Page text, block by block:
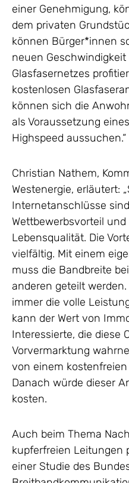
einer Genehmigung,
dem privaten
können Bürger*innen
neuen
Glasfasernetzes
kostenlosen
können sich die
als Voraussetzung
Highspeed aussuchen.“
Christian Nathem,
Westenergie, erläutert:
Internetanschlüsse
Wettbewerbsvorteil
Lebensqualität. Die
vielfältig. Mit einem
muss die Bandbreite
anderen geteilt
immer die volle
kann der Wert von
Interessierte, die diese
Vorvermarktung
von einem kostenfreien
Danach würde dieser
kosten.
Auch beim Thema
kupferfreien Leitungen
einer Studie des